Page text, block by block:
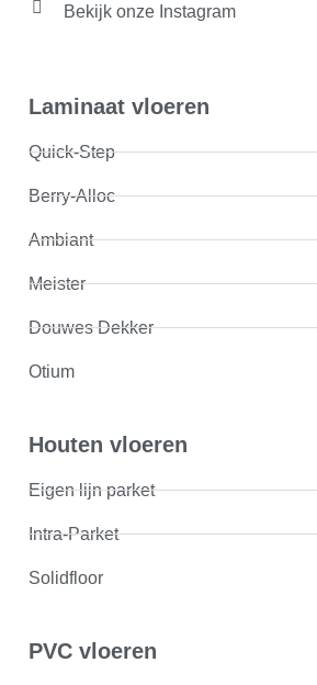
Bekijk onze Instagram
Laminaat vloeren
Quick-Step
Berry-Alloc
Ambiant
Meister
Douwes Dekker
Otium
Houten vloeren
Eigen lijn parket
Intra-Parket
Solidfloor
PVC vloeren